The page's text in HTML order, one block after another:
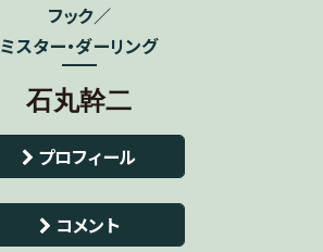
フック／
ミスター・ダーリング
石丸幹二
プロフィール
コメント